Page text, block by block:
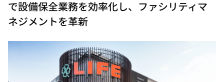
で設備保全業務を効率化し、ファシリティマ
ネジメントを革新